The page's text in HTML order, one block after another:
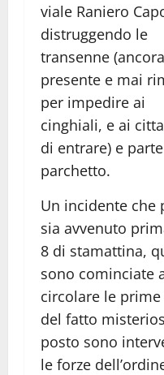
viale Raniero
distruggendo le
transenne (ancora
presente e mai
per impedire ai
cinghiali, e ai
di entrare) e
parchetto.
Un incidente che
sia avvenuto
8 di stamattina,
sono cominciate
circolare le
del fatto
posto sono
le forze